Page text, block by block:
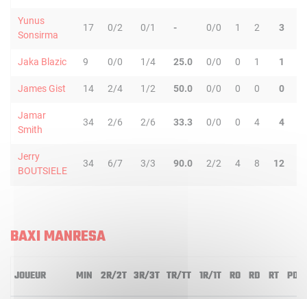
Yunus
Sonsirma
17 0/2 0/1 - 0/0 1 2 3
Jaka Blazic 9 0/0 1/4 25.0 0/0 0 1 1
James Gist 14 2/4 1/2 50.0 0/0 0 0 0
Jamar
Smith
34 2/6 2/6 33.3 0/0 0 4 4
Jerry
BOUTSIELE
34 6/7 3/3 90.0 2/2 4 8 12
BAXI MANRESA
JOUEUR MIN 2R/2T 3R/3T TR/TT 1R/1T RO RD RT PD